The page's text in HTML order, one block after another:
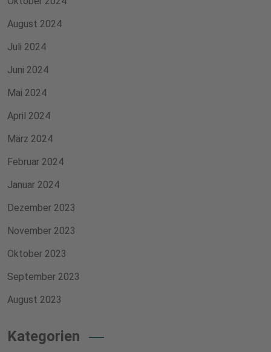
August 2024
Juli 2024
Juni 2024
Mai 2024
April 2024
März 2024
Februar 2024
Januar 2024
Dezember 2023
November 2023
Oktober 2023
September 2023
August 2023
Kategorien